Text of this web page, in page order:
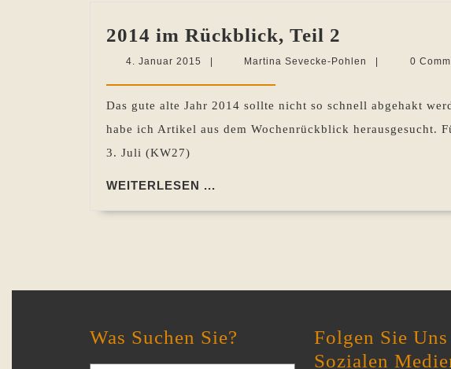
2014 im Rückblick, Teil 2
im
Teil
2
4. Januar 2015
2015
Martina Sevecke-Pohlen
Martina
0
Das gute alte Jahr 2014 sollte nicht so schnell abgehakt
habe ich Artikel aus dem Wochenrückblick herausgesucht.
3. Juli (KW27)
WEITERLESEN ...
Was Suchen Sie?
Folgen Sie
Sozialen